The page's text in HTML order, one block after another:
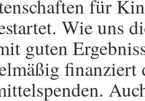
für
Wie uns
guten